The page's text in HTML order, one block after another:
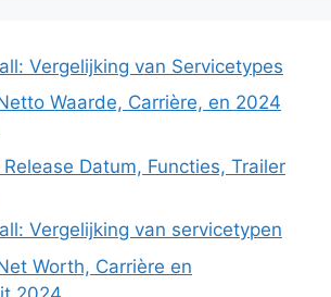
Vergelijking van Servicetypes
Waarde, Carrière, en 2024
Datum, Functies, Trailer
Vergelijking van servicetypen
Worth, Carrière en